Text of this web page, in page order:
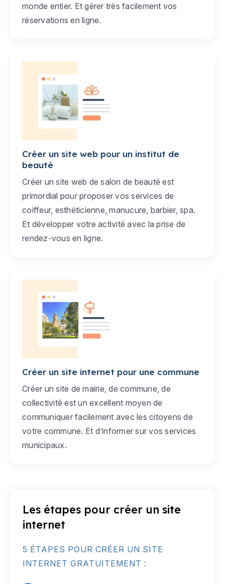
monde entier. Et gérer très facilement vos
réservations en ligne.
Créer un site web pour un institut de
beauté
Créer un site web de salon de beauté est
primordial pour proposer vos services de
coiffeur, esthéticienne, manucure, barbier, spa.
Et développer votre activité avec la prise de
rendez-vous en ligne.
Créer un site internet pour une commune
Créer un site de mairie, de commune, de
collectivité est un excellent moyen de
communiquer facilement avec les citoyens de
votre commune. Et d’informer sur vos services
municipaux.
Les étapes pour créer un site
internet
5 ÉTAPES POUR CRÉER UN SITE
INTERNET GRATUITEMENT :